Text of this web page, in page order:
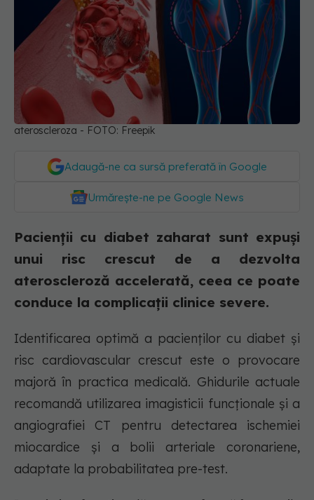
ateroscleroza - FOTO: Freepik
Adaugă-ne ca sursă preferată în Google
Urmărește-ne pe Google News
Pacienții cu diabet zaharat sunt expuși
unui risc crescut de a dezvolta
ateroscleroză accelerată, ceea ce poate
conduce la complicații clinice severe.
Identificarea optimă a pacienților cu diabet și
risc cardiovascular crescut este o provocare
majoră în practica medicală. Ghidurile actuale
recomandă utilizarea imagisticii funcționale și a
angiografiei CT pentru detectarea ischemiei
miocardice și a bolii arteriale coronariene,
adaptate la probabilitatea pre-test.